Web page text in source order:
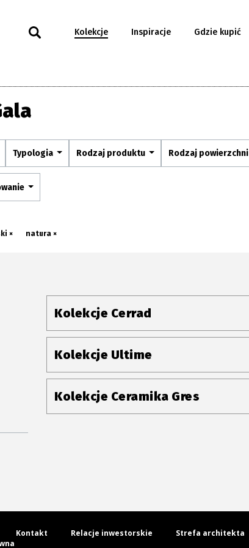
Kolekcje Inspiracje Gdzie kupić
Typologia Rodzaj produktu Rodzaj powierzchni
× natura ×
Kolekcje Cerrad
Kolekcje Ultime
Kolekcje Ceramika Gres
Kontakt Relacje inwestorskie
Strefa architekta